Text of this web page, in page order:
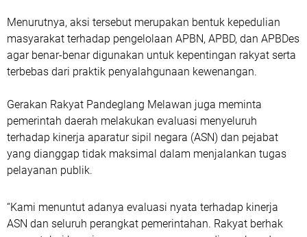
Menurutnya, aksi tersebut merupakan bentuk kepedulian
masyarakat terhadap pengelolaan APBN, APBD, dan APBDes
agar benar-benar digunakan untuk kepentingan rakyat serta
terbebas dari praktik penyalahgunaan kewenangan.
Gerakan Rakyat Pandeglang Melawan juga meminta
pemerintah daerah melakukan evaluasi menyeluruh
terhadap kinerja aparatur sipil negara (ASN) dan pejabat
yang dianggap tidak maksimal dalam menjalankan tugas
pelayanan publik.
“Kami menuntut adanya evaluasi nyata terhadap kinerja
ASN dan seluruh perangkat pemerintahan. Rakyat berhak